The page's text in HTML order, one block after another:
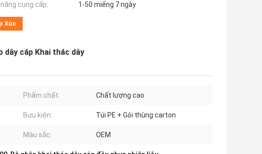
năng cung cấp:
1-50 miếng 7 ngày
Xúc
dây cáp Khai thác dây
Phẩm chất: Chất lượng cao
Bưu kiện: Túi PE + Gói thùng carton
Màu sắc: OEM